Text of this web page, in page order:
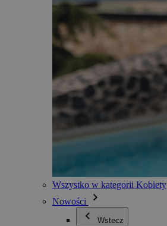
Wszystko w kategorii Kobiety
Nowości
Wstecz